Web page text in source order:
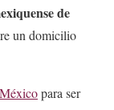
de
un domicilio
para ser